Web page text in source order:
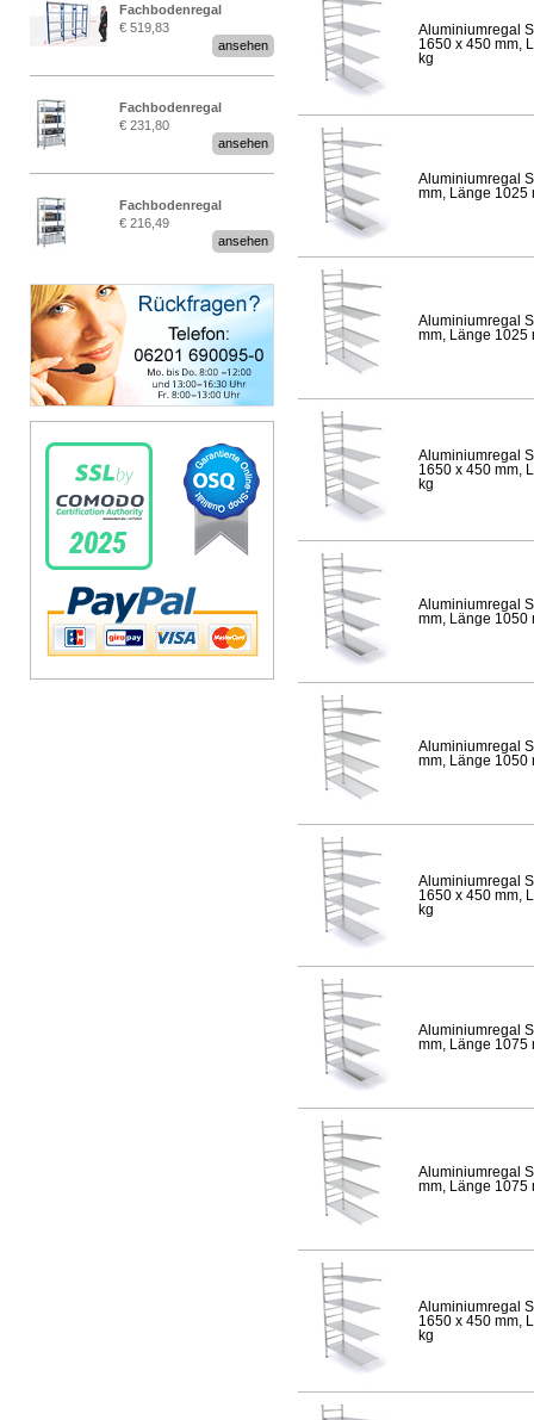
Fachbodenregal
Stecksystem MultiPlus
2,25 Meter breit
€ 519,83
ansehen
Fachbodenregal
Stecksystem MultiPlus
€ 231,80
ansehen
Fachbodenregal
Stecksystem MultiPlus
€ 216,49
ansehen
Aluminiumregal
1650 x 450 mm,
kg
Aluminiumregal
mm, Länge 1025
Aluminiumregal
mm, Länge 1025
Aluminiumregal
1650 x 450 mm,
kg
Aluminiumregal
mm, Länge 1050
Aluminiumregal
mm, Länge 1050
Aluminiumregal
1650 x 450 mm,
kg
Aluminiumregal
mm, Länge 1075
Aluminiumregal
mm, Länge 1075
Aluminiumregal
1650 x 450 mm,
kg